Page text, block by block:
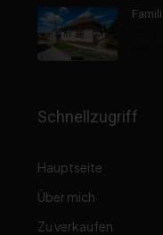
Schnellzugriff
Hauptseite
Über mich
Zu verkaufen